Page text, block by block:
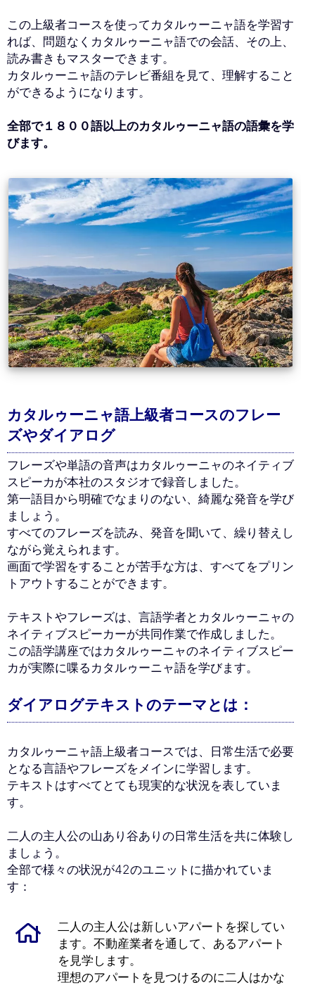
この上級者コースを使ってカタルゥーニャ語を学習す
れば、問題なくカタルゥーニャ語での会話、その上、
読み書きもマスターできます。
カタルゥーニャ語のテレビ番組を見て、理解すること
ができるようになります。
全部で１８００語以上のカタルゥーニャ語の語彙を学
びます。
カタルゥーニャ語上級者コースのフレー
ズやダイアログ
フレーズや単語の音声はカタルゥーニャのネイティブ
スピーカが本社のスタジオで録音しました。
第一語目から明確でなまりのない、綺麗な発音を学び
ましょう。
すべてのフレーズを読み、発音を聞いて、繰り替えし
ながら覚えられます。
画面で学習をすることが苦手な方は、すべてをプリン
トアウトすることができます。
テキストやフレーズは、言語学者とカタルゥーニャの
ネイティブスピーカーが共同作業で作成しました。
この語学講座ではカタルゥーニャのネイティブスピー
カが実際に喋るカタルゥーニャ語を学びます。
ダイアログテキストのテーマとは：
カタルゥーニャ語上級者コースでは、日常生活で必要
となる言語やフレーズをメインに学習します。
テキストはすべてとても現実的な状況を表していま
す。
二人の主人公の山あり谷ありの日常生活を共に体験し
ましょう。
全部で様々の状況が42のユニットに描かれていま
す：
二人の主人公は新しいアパートを探してい
ます。不動産業者を通して、あるアパート
を見学します。
理想のアパートを見つけるのに二人はかな